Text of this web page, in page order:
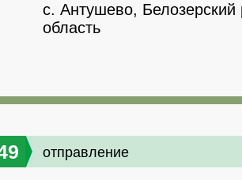
с. Антушево, Белозерский
область
отправление